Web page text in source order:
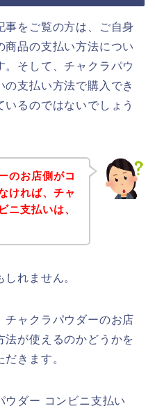
事をご覧の方は、ご自身
商品の支払い方法につい
。そして、チャクラパウ
の支払い方法で購入でき
るのではないでしょう
のお店側がコ
ければ、チャ
ニ支払いは、
れません。
チャクラパウダーのお店
法が使えるのかどうかを
きます。
ウダー コンビニ支払い